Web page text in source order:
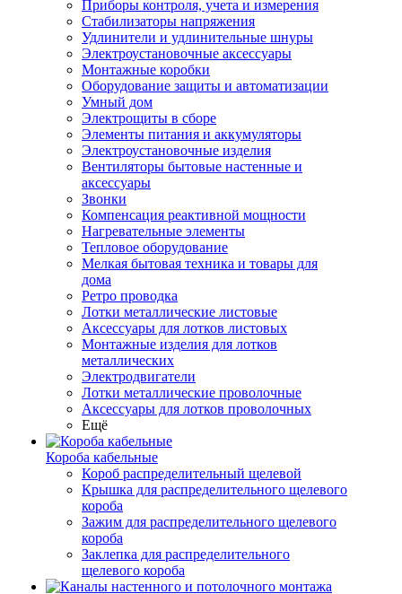
Приборы контроля, учета и измерения
Стабилизаторы напряжения
Удлинители и удлинительные шнуры
Электроустановочные аксессуары
Монтажные коробки
Оборудование защиты и автоматизации
Умный дом
Электрощиты в сборе
Элементы питания и аккумуляторы
Электроустановочные изделия
Вентиляторы бытовые настенные и
аксессуары
Звонки
Компенсация реактивной мощности
Нагревательные элементы
Тепловое оборудование
Мелкая бытовая техника и товары для
дома
Ретро проводка
Лотки металлические листовые
Аксессуары для лотков листовых
Монтажные изделия для лотков
металлических
Электродвигатели
Лотки металлические проволочные
Аксессуары для лотков проволочных
Ещё
Короба кабельные
Короб распределительный щелевой
Крышка для распределительного щелевого
короба
Зажим для распределительного щелевого
короба
Заклепка для распределительного
щелевого короба